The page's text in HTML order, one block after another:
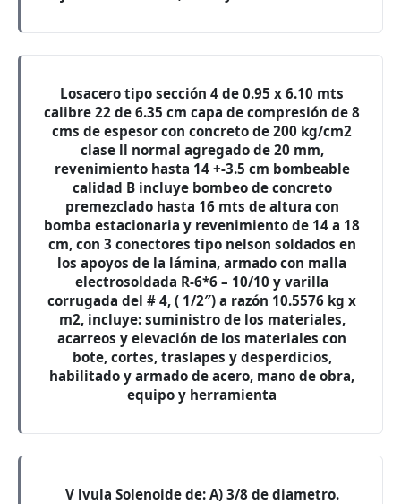
Losacero tipo sección 4 de 0.95 x 6.10 mts
calibre 22 de 6.35 cm capa de compresión de 8
cms de espesor con concreto de 200 kg/cm2
clase ll normal agregado de 20 mm,
revenimiento hasta 14 +-3.5 cm bombeable
calidad B incluye bombeo de concreto
premezclado hasta 16 mts de altura con
bomba estacionaria y revenimiento de 14 a 18
cm, con 3 conectores tipo nelson soldados en
los apoyos de la lámina, armado con malla
electrosoldada R-6*6 – 10/10 y varilla
corrugada del # 4, ( 1/2″) a razón 10.5576 kg x
m2, incluye: suministro de los materiales,
acarreos y elevación de los materiales con
bote, cortes, traslapes y desperdicios,
habilitado y armado de acero, mano de obra,
equipo y herramienta
V lvula Solenoide de: A) 3/8 de diametro.